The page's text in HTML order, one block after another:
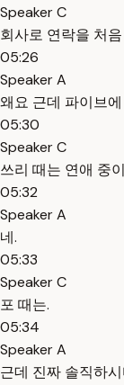
Speaker C
회사로 연락을 처
05:26
Speaker A
왜요 근데 파이브
05:30
Speaker C
쓰리 때는 연애 중
05:32
Speaker A
네.
05:33
Speaker C
포 때는.
05:34
Speaker A
근데 진짜 솔직하시